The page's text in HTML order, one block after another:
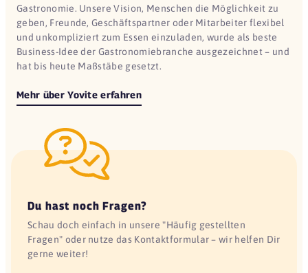
Gastronomie. Unsere Vision, Menschen die Möglichkeit zu
geben, Freunde, Geschäftspartner oder Mitarbeiter flexibel
und unkompliziert zum Essen einzuladen, wurde als beste
Business-Idee der Gastronomiebranche ausgezeichnet – und
hat bis heute Maßstäbe gesetzt.
Mehr über Yovite erfahren
Du hast noch Fragen?
Schau doch einfach in unsere "Häufig gestellten
Fragen" oder nutze das Kontaktformular – wir helfen Dir
gerne weiter!